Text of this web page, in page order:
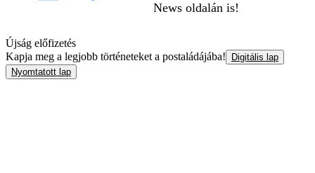
News oldalán is!
Újság előfizetés
Kapja meg a legjobb történeteket a postaládájába!
Digitális lap
Nyomtatott lap